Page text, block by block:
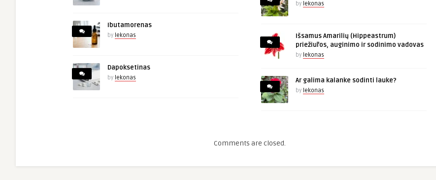
Ibutamorenas
by lekonas
Dapoksetinas
by lekonas
by lekonas
Išsamus Amarilių (Hippeastrum)
priežiūros, auginimo ir sodinimo vadovas
by lekonas
Ar galima kalanke sodinti lauke?
by lekonas
Comments are closed.